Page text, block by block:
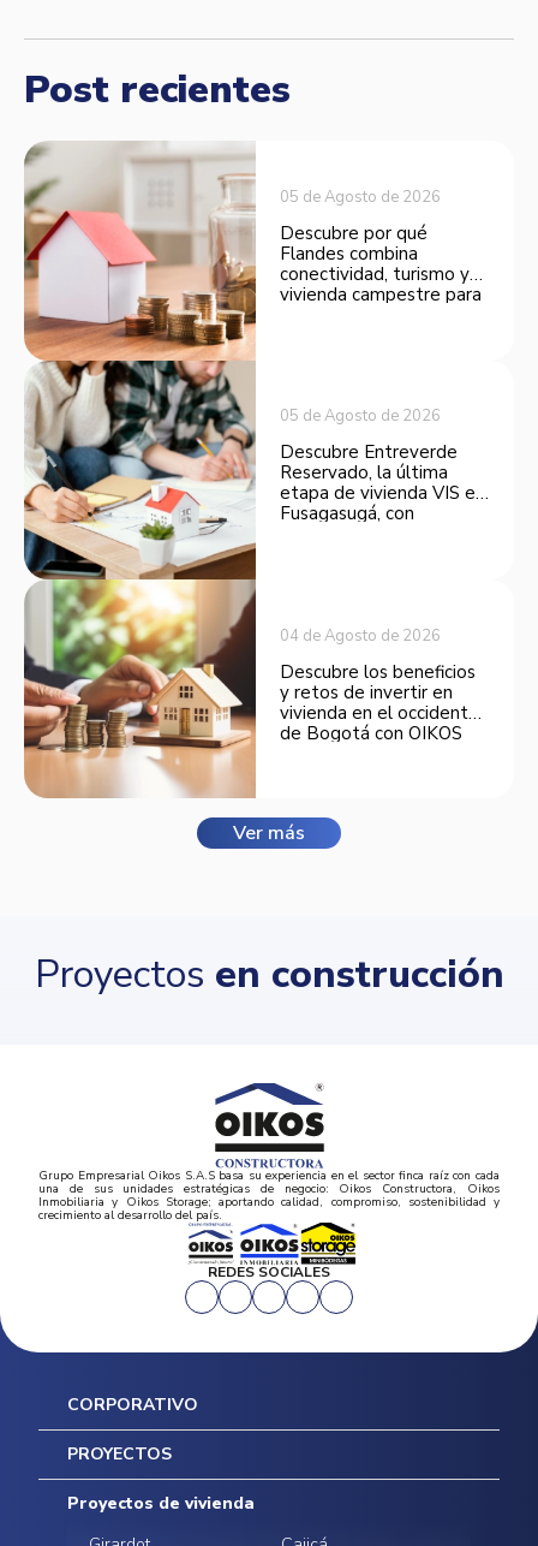
Post recientes
05 de Agosto de 2026
Descubre por qué
Flandes combina
conectividad, turismo y
vivienda campestre para
05 de Agosto de 2026
Descubre Entreverde
Reservado, la última
etapa de vivienda VIS en
Fusagasugá, con
04 de Agosto de 2026
Descubre los beneficios
y retos de invertir en
vivienda en el occidente
de Bogotá con OIKOS
Ver más
Proyectos en construcción
Grupo Empresarial Oikos S.A.S basa su experiencia en el sector finca raíz con cada
una de sus unidades estratégicas de negocio: Oikos Constructora, Oikos
Inmobiliaria y Oikos Storage; aportando calidad, compromiso, sostenibilidad y
crecimiento al desarrollo del país.
REDES SOCIALES
CORPORATIVO
Inicio
Mapa del sitio
Postventas
Contratación Directa
Noticias
PROYECTOS
Proyectos de vivienda